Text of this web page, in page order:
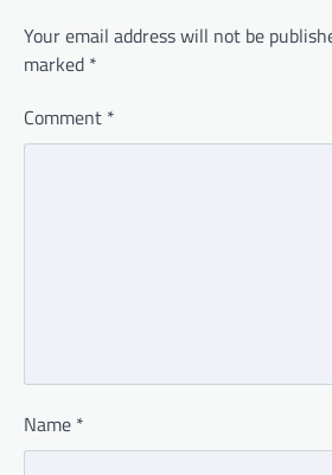
Your email address will not be
marked *
Comment *
Name *